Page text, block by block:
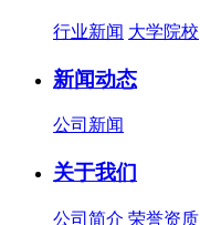
行业新闻 大学院校
新闻动态
公司新闻
关于我们
公司简介 荣誉资质